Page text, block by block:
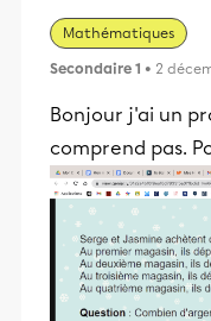
Mathématiques
Secondaire 1 • 2
Bonjour j'ai un
comprend pas.